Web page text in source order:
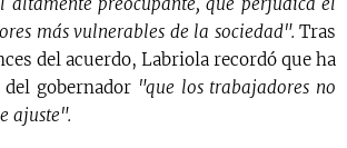
más vulnerables de la sociedad". Tras
del acuerdo, Labriola recordó que ha
gobernador "que los trabajadores no
ajuste".